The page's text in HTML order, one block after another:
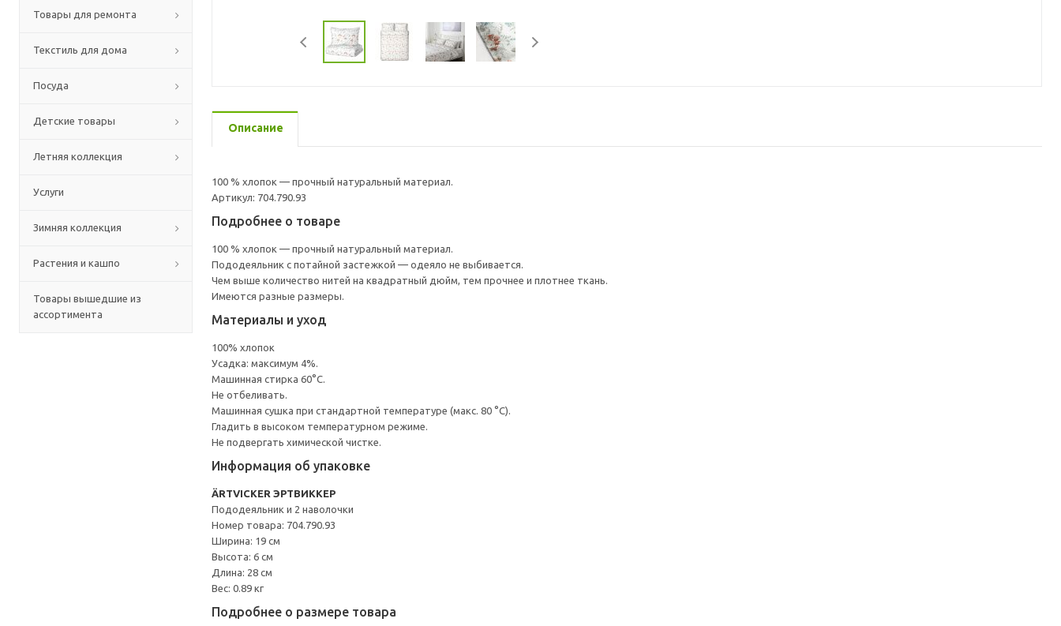
Товары для ремонта
Текстиль для дома
Посуда
Детские товары
Летняя коллекция
Услуги
Зимняя коллекция
Растения и кашпо
Товары вышедшие из
ассортимента
Описание
100 % хлопок — прочный натуральный материал.
Артикул: 704.790.93
Подробнее о товаре
100 % хлопок — прочный натуральный материал.
Пододеяльник с потайной застежкой — одеяло не выбивается.
Чем выше количество нитей на квадратный дюйм, тем прочнее и плотнее ткань.
Имеются разные размеры.
Материалы и уход
100% хлопок
Усадка: максимум 4%.
Машинная стирка 60°С.
Не отбеливать.
Машинная сушка при стандартной температуре (макс. 80 °C).
Гладить в высоком температурном режиме.
Не подвергать химической чистке.
Информация об упаковке
ÄRTVICKER ЭРТВИККЕР
Пододеяльник и 2 наволочки
Номер товара: 704.790.93
Ширина: 19 см
Высота: 6 см
Длина: 28 см
Вес: 0.89 кг
Подробнее о размере товара